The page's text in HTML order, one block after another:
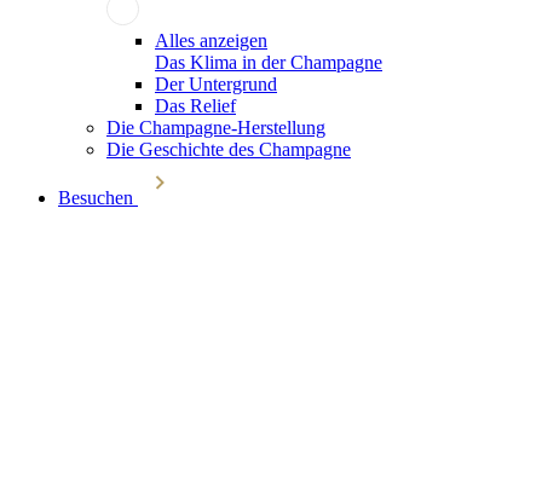
Alles anzeigen
Das Klima in der Champagne
Der Untergrund
Das Relief
Die Champagne-Herstellung
Die Geschichte des Champagne
Besuchen